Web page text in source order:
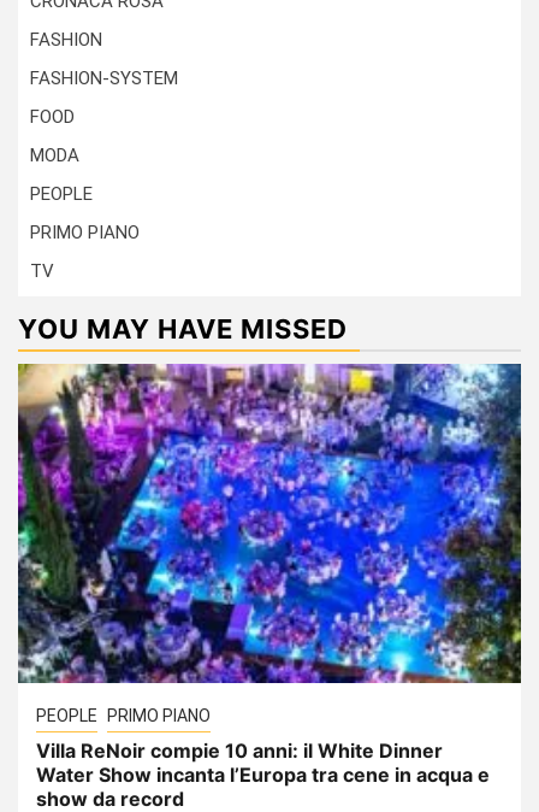
FASHION
FASHION-SYSTEM
FOOD
MODA
PEOPLE
PRIMO PIANO
TV
YOU MAY HAVE MISSED
PEOPLE PRIMO PIANO
Villa ReNoir compie 10 anni: il White Dinner
Water Show incanta l’Europa tra cene in acqua e
show da record